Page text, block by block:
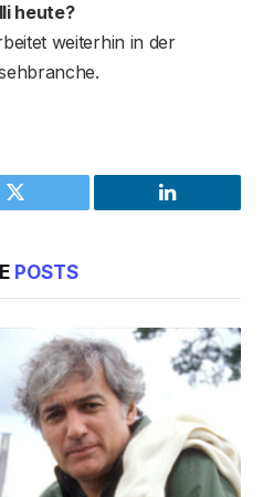
heute?
weiterhin in der
Twitter LinkedIn
POSTS